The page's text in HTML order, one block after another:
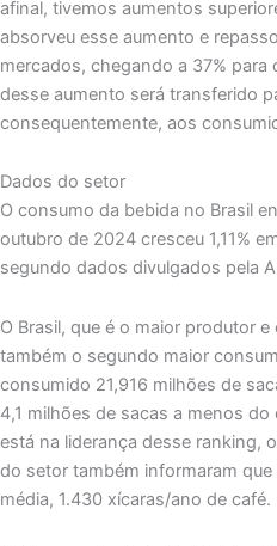
afinal, tivemos aumentos
absorveu esse aumento e
mercados, chegando a 37%
desse aumento será transferido
consequentemente, aos
Dados do setor
O consumo da bebida no Brasil
outubro de 2024 cresceu 1,11%
segundo dados divulgados pela
O Brasil, que é o maior produtor
também o segundo maior
consumido 21,916 milhões de
4,1 milhões de sacas a menos
está na liderança desse ranking,
do setor também informaram
média, 1.430 xícaras/ano de café.